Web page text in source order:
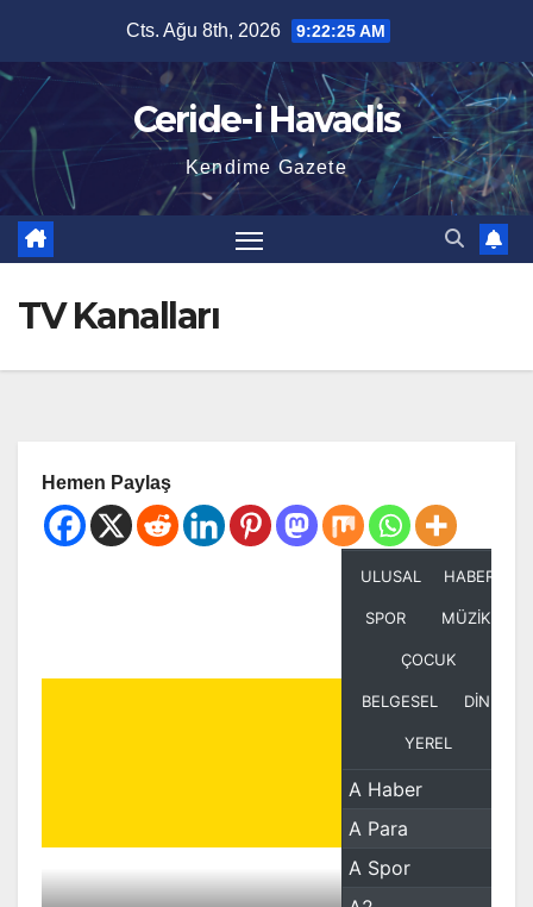
content
Cts. Ağu 8th, 2026 9:22:26 AM
Ceride-i Havadis
Kendime Gazete
TV Kanalları
Hemen Paylaş